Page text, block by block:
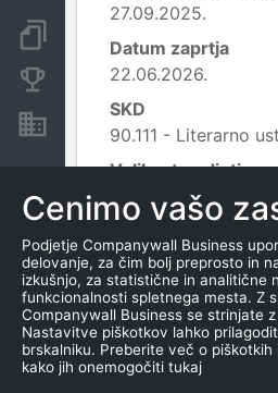
Konkurenčna podjetja
27.09.2025.
Datum zaprtja
22.06.2026.
SKD
90.111 - Literarno
Velikost podjetja
Velikost RS se ne
AJPES, izpostava
zavezanec za DDV
NE
Poreklo kapitala
Kapital se ne določa
Cenimo vašo
Podjetje Companywall Business
delovanje, za čim bolj preprosto in
izkušnjo, za statistične in analitične
funkcionalnosti spletnega mesta. Z
Companywall Business se strinjate
Nastavitve piškotkov lahko
brskalniku. Preberite več o
kako jih onemogočiti tukaj